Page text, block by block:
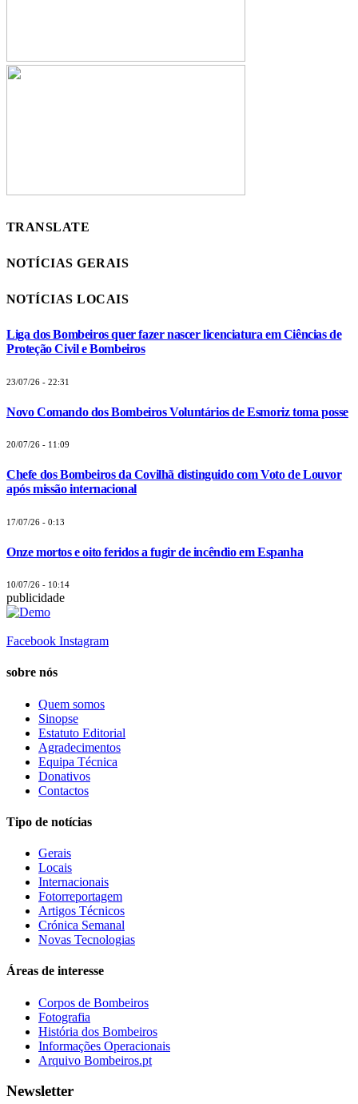
TRANSLATE
NOTÍCIAS GERAIS
NOTÍCIAS LOCAIS
Liga dos Bombeiros quer fazer nascer licenciatura em Ciências de
Proteção Civil e Bombeiros
23/07/26 - 22:31
Novo Comando dos Bombeiros Voluntários de Esmoriz toma posse
20/07/26 - 11:09
Chefe dos Bombeiros da Covilhã distinguido com Voto de Louvor
após missão internacional
17/07/26 - 0:13
Onze mortos e oito feridos a fugir de incêndio em Espanha
10/07/26 - 10:14
publicidade
Facebook Instagram
sobre nós
Quem somos
Sinopse
Estatuto Editorial
Agradecimentos
Equipa Técnica
Donativos
Contactos
Tipo de notícias
Gerais
Locais
Internacionais
Fotorreportagem
Artigos Técnicos
Crónica Semanal
Novas Tecnologias
Áreas de interesse
Corpos de Bombeiros
Fotografia
História dos Bombeiros
Informações Operacionais
Arquivo Bombeiros.pt
Newsletter